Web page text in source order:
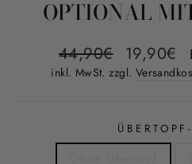
OPTIONAL
Normaler
Preis
44,90€ 19,90€
inkl. MwSt. zzgl.